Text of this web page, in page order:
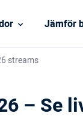
Jämför
streams
– Se